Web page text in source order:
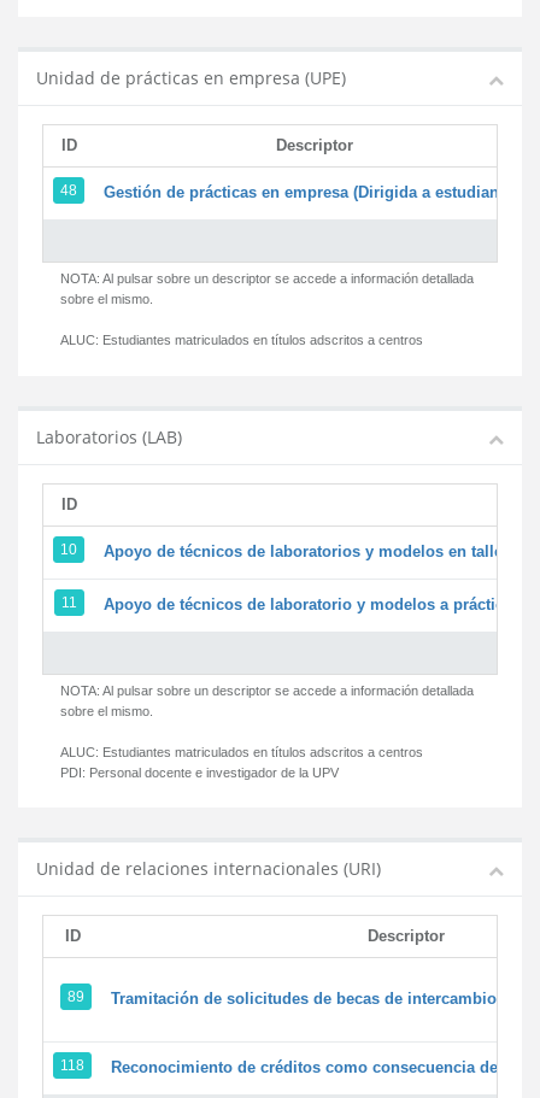
Unidad de prácticas en empresa (UPE)
ID Descriptor
48 Gestión de prácticas en empresa (Dirigida a estudiantes)
NOTA: Al pulsar sobre un descriptor se accede a información detallada
sobre el mismo.
ALUC: Estudiantes matriculados en títulos adscritos a centros
Laboratorios (LAB)
ID
10 Apoyo de técnicos de laboratorios y modelos en
11 Apoyo de técnicos de laboratorio y modelos a prácticas
NOTA: Al pulsar sobre un descriptor se accede a información detallada
sobre el mismo.
ALUC: Estudiantes matriculados en títulos adscritos a centros
PDI: Personal docente e investigador de la UPV
Unidad de relaciones internacionales (URI)
ID Descriptor
89 Tramitación de solicitudes de becas de intercambio
118 Reconocimiento de créditos como consecuencia de un